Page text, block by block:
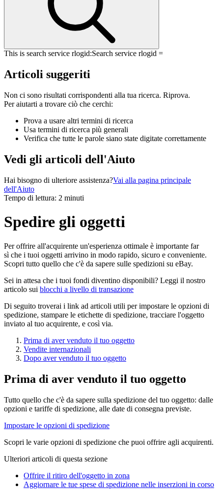
This is search service rlogid:Search service rlogid =
Articoli suggeriti
Non ci sono risultati corrispondenti alla tua ricerca. Riprova.
Per aiutarti a trovare ciò che cerchi:
Prova a usare altri termini di ricerca
Usa termini di ricerca più generali
Verifica che tutte le parole siano state digitate correttamente
Vedi gli articoli dell'Aiuto
Hai bisogno di ulteriore assistenza?Vai alla pagina principale
dell'Aiuto
Tempo di lettura: 2 minuti
Spedire gli oggetti
Per offrire all'acquirente un'esperienza ottimale è importante far
sì che i tuoi oggetti arrivino in modo rapido, sicuro e conveniente.
Scopri tutto quello che c'è da sapere sulle spedizioni su eBay.
Sei in attesa che i tuoi fondi diventino disponibili? Leggi il nostro
articolo sui blocchi a livello di transazione
Di seguito troverai i link ad articoli utili per impostare le opzioni di
spedizione, stampare le etichette di spedizione, tracciare l'oggetto
inviato al tuo acquirente, e così via.
Prima di aver venduto il tuo oggetto
Vendite internazionali
Dopo aver venduto il tuo oggetto
Prima di aver venduto il tuo oggetto
Tutto quello che c'è da sapere sulla spedizione del tuo oggetto: dalle
opzioni e tariffe di spedizione, alle date di consegna previste.
Impostare le opzioni di spedizione
Scopri le varie opzioni di spedizione che puoi offrire agli acquirenti.
Ulteriori articoli di questa sezione
Offrire il ritiro dell'oggetto in zona
Aggiornare le tue spese di spedizione nelle inserzioni in corso